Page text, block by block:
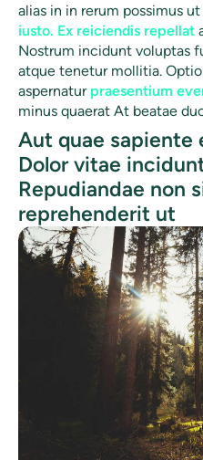
alias in in rerum possimus
iusto. Ex reiciendis repellat
Nostrum incidunt voluptas
atque tenetur mollitia.
aspernatur praesentium
minus quaerat At beatae
Aut quae sapiente
Dolor vitae
Repudiandae non
reprehenderit ut